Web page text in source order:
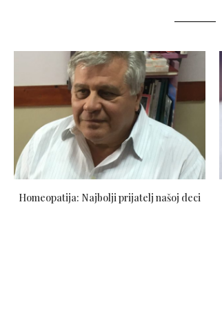
Homeopatija: Najbolji prijatelj našoj deci